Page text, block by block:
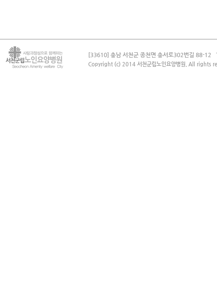
[33610] 충남 서천군 종천면 충서로302번길 88-12
Copyright (c) 2014 서천군립노인요양병원. All rights